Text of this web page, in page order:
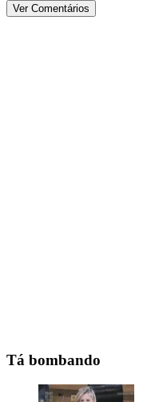
Ver Comentários
Tá bombando